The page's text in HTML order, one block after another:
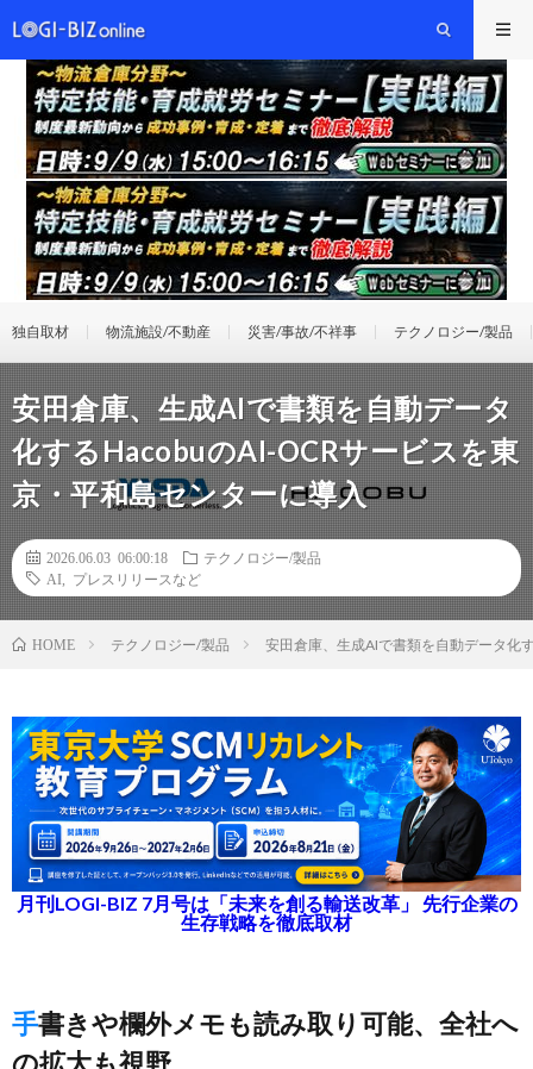
独自取材 物流施設/不動産 災害/事故/不祥事 テクノロジー/製品
安田倉庫、生成AIで書類を自動データ
化するHacobuのAI-OCRサービスを東
京・平和島センターに導入
2026.06.03 06:00:18
テクノロジー/製品
AI
プレスリリースなど
HOME テクノロジー/製品 安田倉庫、生成AIで書類を自動データ化
月刊LOGI-BIZ 7月号は「未来を創る輸送改革」 先行企業の
生存戦略を徹底取材
手書きや欄外メモも読み取り可能、全社へ
の拡大も視野